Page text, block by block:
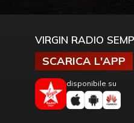
VIRGIN RADIO
SCARICA L'APP
disponibile su